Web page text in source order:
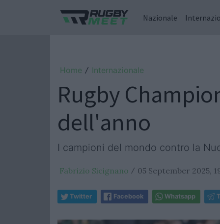
Nazionale
Home / Internazionale
Rugby
dell'anno
I campioni del mondo contro la
Fabrizio Sicignano / 05 September 2025,
Twitter Facebook Whatsapp